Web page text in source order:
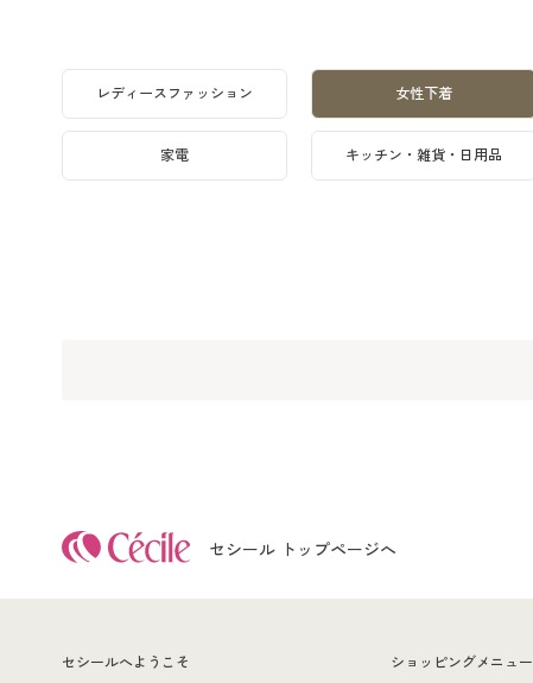
レディースファッション 女性下着
家電 キッチン・雑貨・日用品
セシール トップページへ
セシールへようこそ ショッピングメニュー